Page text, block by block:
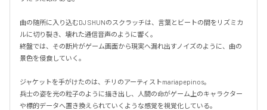
曲の随所に入り込むDJ SHUNのスクラッチは、言葉とビートの間をリズミカ
ルに切り裂き、壊れた通信音声のように響く。
終盤では、その断片がゲーム画面から現実へ漏れ出すノイズのように、曲の
景色を侵食していく。
ジャケットを手がけたのは、チリのアーティストmariapepinos。
兵士の姿を光の粒子のように描き出し、人間の命がゲーム上のキャラクター
や標的データへ置き換えられていくような感覚を視覚化している。